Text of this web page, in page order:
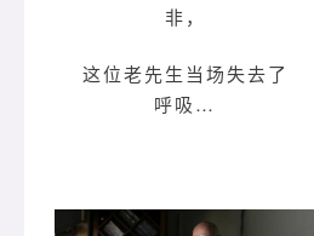
非，
这位老先生当场失去了
呼吸…